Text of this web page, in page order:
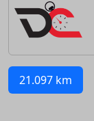
21.097 km